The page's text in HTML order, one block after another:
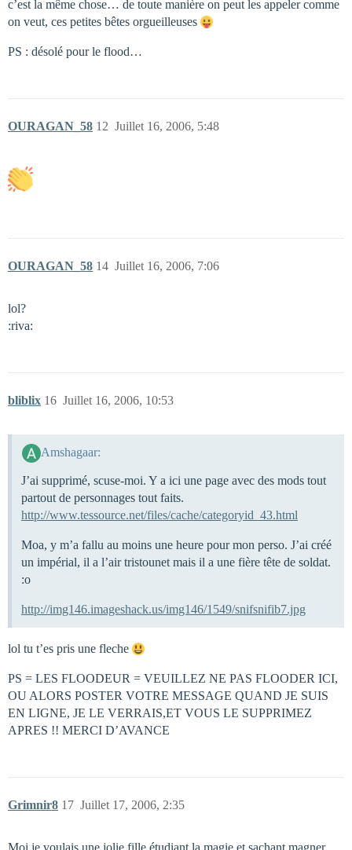
c’est la même chose… de toute manière on peut les appeler comme
on veut, ces petites bêtes orgueilleuses
PS : désolé pour le flood…
OURAGAN_58 Juillet 16, 2006, 5:48
12
OURAGAN_58 Juillet 16, 2006, 7:06
14
lol?
:riva:
bliblix Juillet 16, 2006, 10:53
16
Amshagaar:
J’ai supprimé, scuse-moi. Y a ici une page avec des mods tout
partout de personnages tout faits.
http://www.tessource.net/files/cache/categoryid_43.html
Moa, y m’a fallu au moins une heure pour mon perso. J’ai créé
un impérial, il a l’air tristounet mais il a une fière tête de soldat.
:o
http://img146.imageshack.us/img146/1549/snifsnifib7.jpg
lol tu t’es pris une fleche
PS = LES FLOODEUR = VEUILLEZ NE PAS FLOODER ICI,
OU ALORS POSTER VOTRE MESSAGE QUAND JE SUIS
EN LIGNE, JE LE VERRAIS,ET VOUS LE SUPPRIMEZ
APRES !! MERCI D’AVANCE
Grimnir8 Juillet 17, 2006, 2:35
17